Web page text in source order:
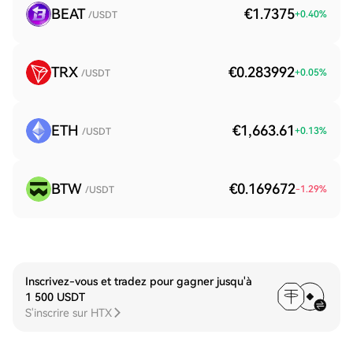
BEAT /USDT €1.7375+0.40%
TRX /USDT €0.283992+0.05%
ETH /USDT €1,663.61 +0.13%
BTW /USDT €0.169672-1.29%
Inscrivez-vous et tradez pour gagner jusqu'à
1 500 USDT
S'inscrire sur HTX